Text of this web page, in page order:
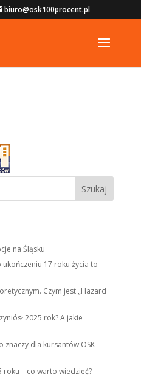
biuro@osk100procent.pl
na Śląsku
17 roku życia to
Czym jest „Hazard
2025 rok? A jakie
znaczy dla kursantów OSK
roku – co warto wiedzieć?